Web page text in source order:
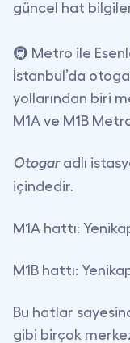
güncel hat
🚇 Metro ile
İstanbul’da
yollarından biri
M1A ve M1B
Otogaradlı
içindedir.
M1A hattı:
M1B hattı:
Bu hatlar
gibi birçok